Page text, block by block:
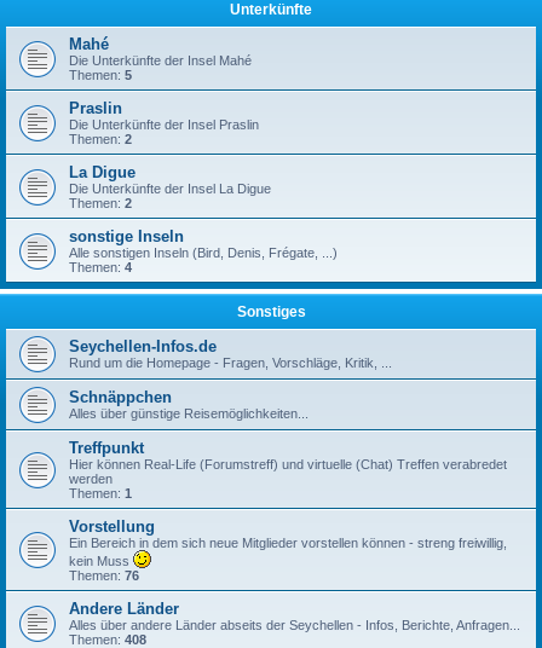
Unterkünfte
Mahé
Die Unterkünfte der Insel Mahé
Themen: 5
Praslin
Die Unterkünfte der Insel Praslin
Themen: 2
La Digue
Die Unterkünfte der Insel La Digue
Themen: 2
sonstige Inseln
Alle sonstigen Inseln (Bird, Denis, Frégate, ...)
Themen: 4
Sonstiges
Seychellen-Infos.de
Rund um die Homepage - Fragen, Vorschläge, Kritik, ...
Schnäppchen
Alles über günstige Reisemöglichkeiten...
Treffpunkt
Hier können Real-Life (Forumstreff) und virtuelle (Chat) Treffen verabredet
werden
Themen: 1
Vorstellung
Ein Bereich in dem sich neue Mitglieder vorstellen können - streng freiwillig,
kein Muss
Themen: 76
Andere Länder
Alles über andere Länder abseits der Seychellen - Infos, Berichte, Anfragen...
Themen: 408